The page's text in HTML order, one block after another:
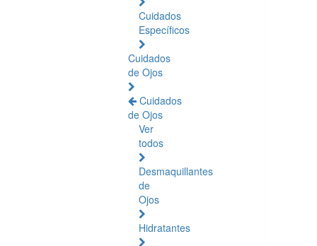
Cuidados
Específicos
Cuidados
de Ojos
Cuidados
de Ojos
Ver
todos
Desmaquillantes
de
Ojos
Hidratantes